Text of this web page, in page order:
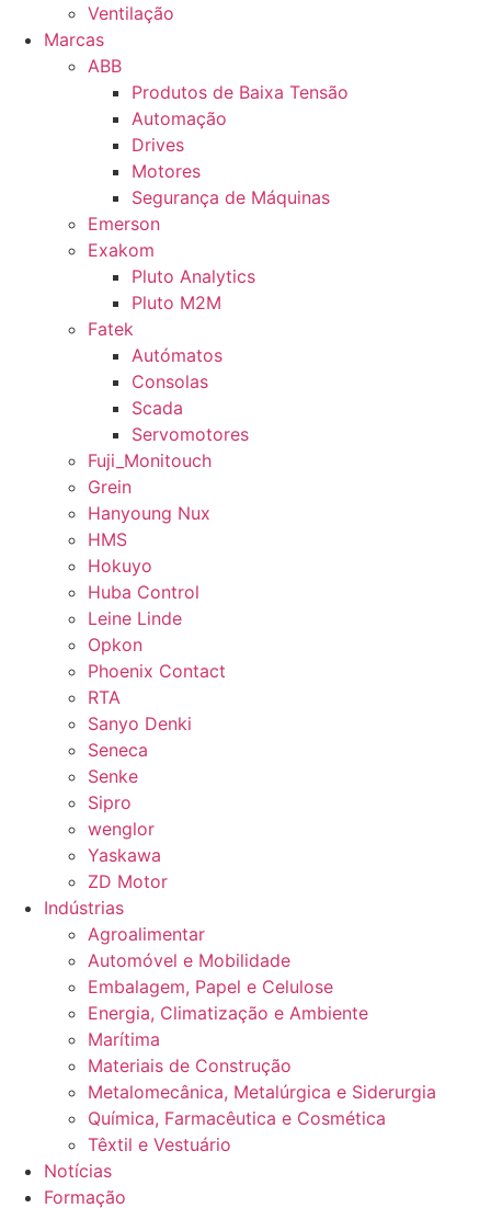
Ventilação
Marcas
ABB
Produtos de Baixa Tensão
Automação
Drives
Motores
Segurança de Máquinas
Emerson
Exakom
Pluto Analytics
Pluto M2M
Fatek
Autómatos
Consolas
Scada
Servomotores
Fuji_Monitouch
Grein
Hanyoung Nux
HMS
Hokuyo
Huba Control
Leine Linde
Opkon
Phoenix Contact
RTA
Sanyo Denki
Seneca
Senke
Sipro
wenglor
Yaskawa
ZD Motor
Indústrias
Agroalimentar
Automóvel e Mobilidade
Embalagem, Papel e Celulose
Energia, Climatização e Ambiente
Marítima
Materiais de Construção
Metalomecânica, Metalúrgica e Siderurgia
Química, Farmacêutica e Cosmética
Têxtil e Vestuário
Notícias
Formação